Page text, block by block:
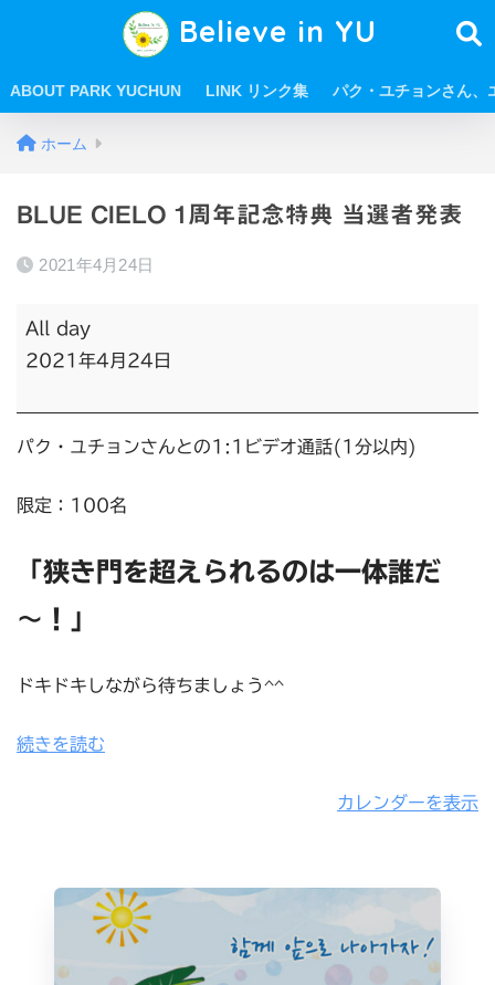
Believe in YU
ABOUT PARK YUCHUN LINK リンク集 パク・ユチョンさん、
ホーム
BLUE CIELO 1周年記念特典 当選者発表
2021年4月24日
All day
2021年4月24日
パク・ユチョンさんとの1:1ビデオ通話(1分以内)
限定：100名
「狭き門を超えられるのは一体誰だ
～！」
ドキドキしながら待ちましょう^^
続きを読む
カレンダーを表示